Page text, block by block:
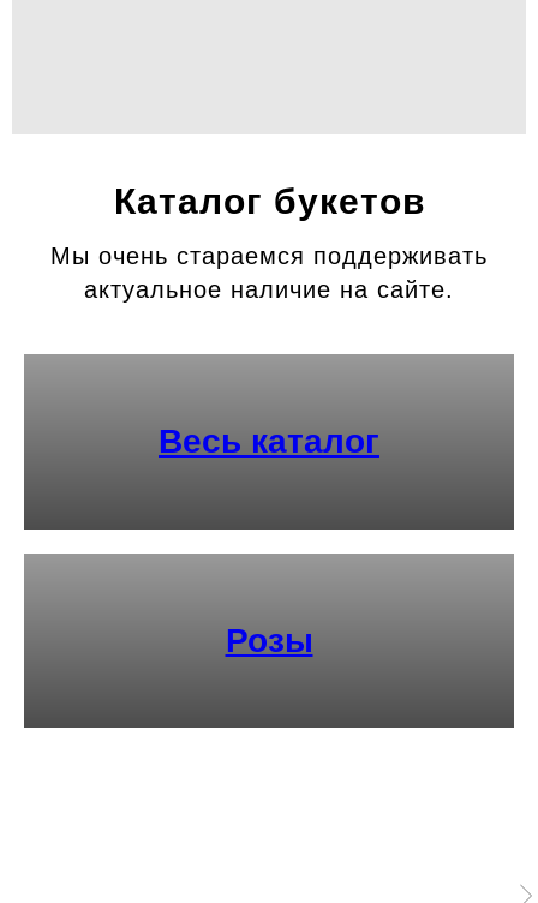
Каталог букетов
Мы очень стараемся поддерживать
актуальное наличие на сайте.
Весь каталог
Розы